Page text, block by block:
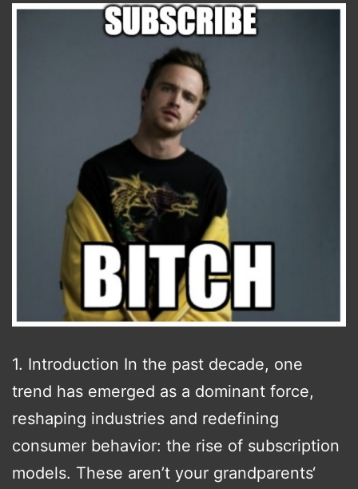
1. Introduction In the past decade, one
trend has emerged as a dominant force,
reshaping industries and redefining
consumer behavior: the rise of subscription
models. These aren’t your grandparents‘